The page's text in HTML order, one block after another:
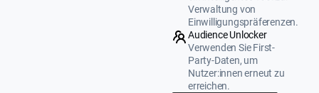
Verwaltung von
Einwilligungspräferenzen.
Audience Unlocker
Verwenden Sie First-
Party-Daten, um
Nutzer:innen erneut zu
erreichen.